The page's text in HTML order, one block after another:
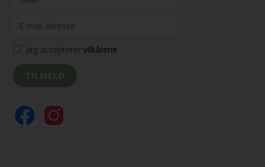
Jeg accepterervilkårene